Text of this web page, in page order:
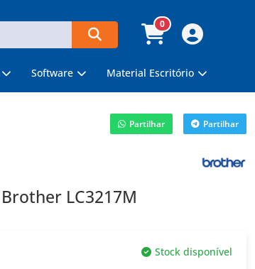
0
Software Material Escritório
Partilhar Partilhar
LC3217M
Stock disponível